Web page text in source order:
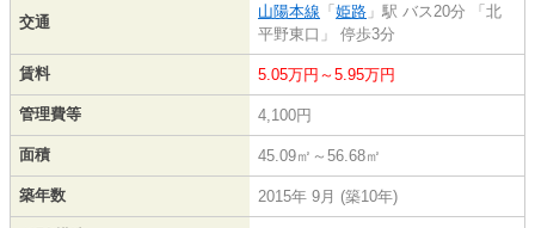
交通
山陽本線 「 姫路 」駅 バス20分 「北
平野東口」 停歩3分
賃料 5.05万円～5.95万円
管理費等 4,100円
面積 45.09㎡～56.68㎡
築年数 2015年 9月 (築10年)